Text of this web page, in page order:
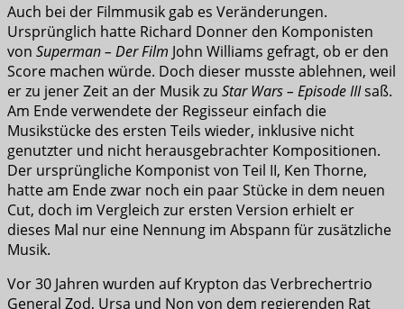
Auch bei der Filmmusik gab es Veränderungen.
Ursprünglich hatte Richard Donner den Komponisten
von Superman – Der Film John Williams gefragt, ob er den
Score machen würde. Doch dieser musste ablehnen, weil
er zu jener Zeit an der Musik zu Star Wars – Episode IIIsaß.
Am Ende verwendete der Regisseur einfach die
Musikstücke des ersten Teils wieder, inklusive nicht
genutzter und nicht herausgebrachter Kompositionen.
Der ursprüngliche Komponist von Teil II, Ken Thorne,
hatte am Ende zwar noch ein paar Stücke in dem neuen
Cut, doch im Vergleich zur ersten Version erhielt er
dieses Mal nur eine Nennung im Abspann für zusätzliche
Musik.
Vor 30 Jahren wurden auf Krypton das Verbrechertrio
General Zod, Ursa und Non von dem regierenden Rat